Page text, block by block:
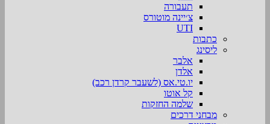
תעבורה
צ׳יינה מוטורס
UTI
כתבות
ליסינג
אלבר
אלדן
יו.טי.אס (לשעבר קרדן רכב)
קל אוטו
שלמה החזקות
מבחני דרכים